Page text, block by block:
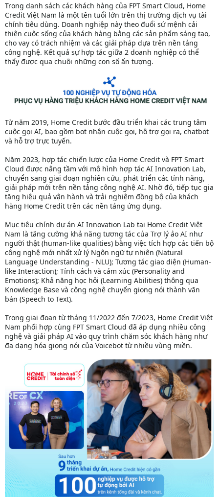
Trong danh sách các khách hàng của FPT Smart Cloud, Home
Credit Việt Nam là một tên tuổi lớn trên thị trường dịch vụ tài
chính tiêu dùng. Doanh nghiệp này theo đuổi sứ mệnh cải
thiện cuộc sống của khách hàng bằng các sản phẩm sáng tạo,
cho vay có trách nhiệm và các giải pháp dựa trên nền tảng
công nghệ. Kết quả sự hợp tác giữa 2 doanh nghiệp có thể
thấy được qua chuỗi những con số ấn tượng.
Từ năm 2019, Home Credit bước đầu triển khai các trung tâm
cuộc gọi AI, bao gồm bot nhận cuộc gọi, hỗ trợ gọi ra, chatbot
và hỗ trợ trực tuyến.
Năm 2023, hợp tác chiến lược của Home Credit và FPT Smart
Cloud được nâng tầm với mô hình hợp tác AI Innovation Lab,
chuyển sang giai đoạn nghiên cứu, phát triển các tính năng,
giải pháp mới trên nền tảng công nghệ AI. Nhờ đó, tiếp tục gia
tăng hiệu quả vận hành và trải nghiệm đồng bộ của khách
hàng Home Credit trên các nền tảng ứng dụng.
Mục tiêu chính dự án AI Innovation Lab tại Home Credit Việt
Nam là tăng cường khả năng tương tác của Trợ lý ảo AI như
người thật (human-like qualities) bằng việc tích hợp các tiến bộ
công nghệ mới nhất xử lý Ngôn ngữ tự nhiên (Natural
Language Understanding - NLU); Tương tác giao diện (Human-
like Interaction); Tính cách và cảm xúc (Personality and
Emotions); Khả năng học hỏi (Learning Abilities) thông qua
Knowledge Base và công nghệ chuyển giọng nói thành văn
bản (Speech to Text).
Trong giai đoạn từ tháng 11/2022 đến 7/2023, Home Credit Việt
Nam phối hợp cùng FPT Smart Cloud đã áp dụng nhiều công
nghệ và giải pháp AI vào quy trình chăm sóc khách hàng như
đa dạng hóa giọng nói của Voicebot từ nhiều vùng miền.